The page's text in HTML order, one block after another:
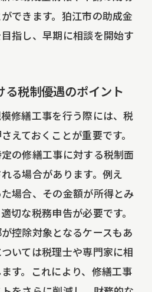
できます。狛江市の助成金
指し、早期に相談を開始す
税制優遇のポイント
修繕工事を行う際には、税
えておくことが重要です。
の修繕工事に対する税制面
る場合があります。例え
場合、その金額が所得とみ
切な税務申告が必要です。
控除対象となるケースもあ
いては税理士や専門家に相
す。これにより、修繕工事